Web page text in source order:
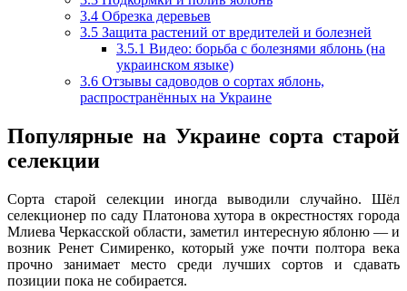
3.4 Обрезка деревьев
3.5 Защита растений от вредителей и болезней
3.5.1 Видео: борьба с болезнями яблонь (на
украинском языке)
3.6 Отзывы садоводов о сортах яблонь,
распространённых на Украине
Популярные на Украине сорта старой
селекции
Сорта старой селекции иногда выводили случайно. Шёл
селекционер по саду Платонова хутора в окрестностях города
Млиева Черкасской области, заметил интересную яблоню — и
возник Ренет Симиренко, который уже почти полтора века
прочно занимает место среди лучших сортов и сдавать
позиции пока не собирается.